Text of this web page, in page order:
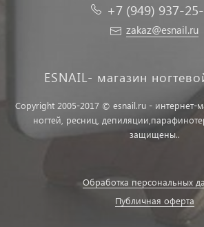
+7 (949) 937-
zakaz@esnail.ru
ESNAIL- магазин
Copyright 2005-2017 © esnail.ru - интернет-
ногтей, ресниц,
защищены..
Обработка персональных
Публичная оферта